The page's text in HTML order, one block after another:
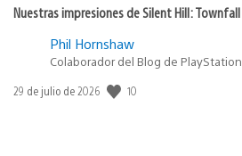
Nuestras impresiones de Silent Hill: Townfall
Phil Hornshaw
Colaborador del Blog de PlayStation
Fecha
29 de julio de 2026 10